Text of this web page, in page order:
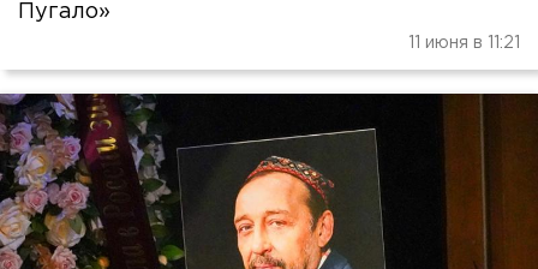
Пугало»
11 июня в 11:21